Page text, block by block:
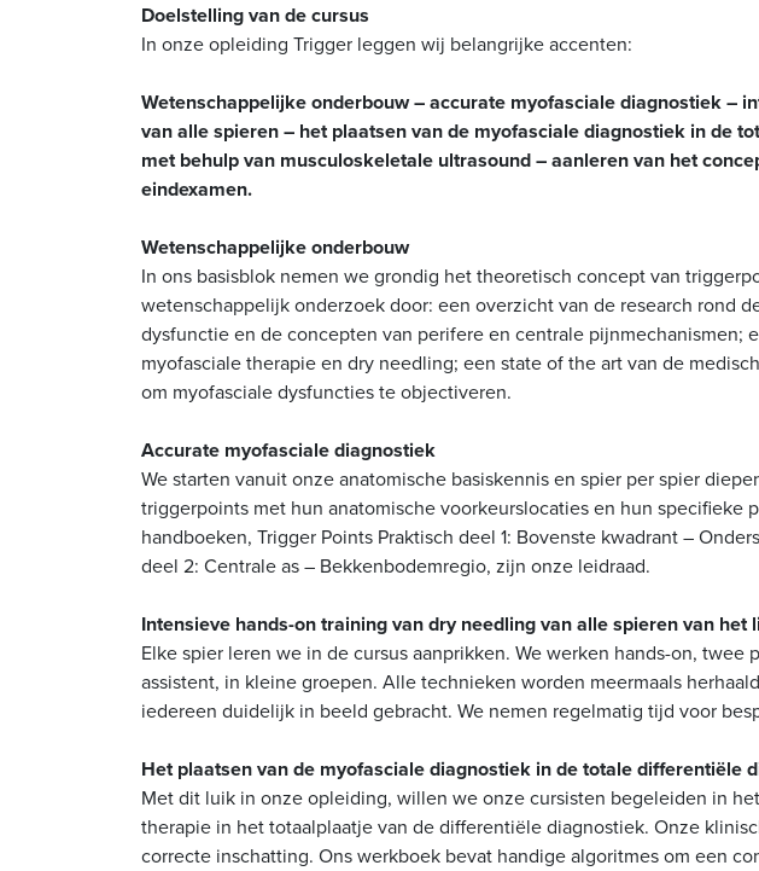
Doelstelling van de cursus
In onze opleiding Trigger leggen wij belangrijke accenten:
Wetenschappelijke onderbouw – accurate myofasciale diagnostiek –
van alle spieren – het plaatsen van de myofasciale diagnostiek in de
met behulp van musculoskeletale ultrasound – aanleren van het
eindexamen.
Wetenschappelijke onderbouw
In ons basisblok nemen we grondig het theoretisch concept van
wetenschappelijk onderzoek door: een overzicht van de research rond
dysfunctie en de concepten van perifere en centrale pijnmechanismen;
myofasciale therapie en dry needling; een state of the art van de
om myofasciale dysfuncties te objectiveren.
Accurate myofasciale diagnostiek
We starten vanuit onze anatomische basiskennis en spier per spier
triggerpoints met hun anatomische voorkeurslocaties en hun specifieke
handboeken, Trigger Points Praktisch deel 1: Bovenste kwadrant –
deel 2: Centrale as – Bekkenbodemregio, zijn onze leidraad.
Intensieve hands-on training van dry needling van alle spieren van het
Elke spier leren we in de cursus aanprikken. We werken hands-on, twee
assistent, in kleine groepen. Alle technieken worden meermaals
iedereen duidelijk in beeld gebracht. We nemen regelmatig tijd voor
Het plaatsen van de myofasciale diagnostiek in de totale differentiële
Met dit luik in onze opleiding, willen we onze cursisten begeleiden in
therapie in het totaalplaatje van de differentiële diagnostiek. Onze
correcte inschatting. Ons werkboek bevat handige algoritmes om een